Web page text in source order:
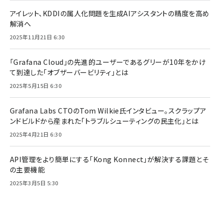
アイレット、KDDIの属人化問題を生成AIアシスタントの精度を高め
解消へ
2025年11月21日 6:30
「Grafana Cloud」の先進的ユーザーであるグリーが10年をかけ
て到達した「オブザーバービリティ」とは
2025年5月15日 6:30
Grafana Labs CTOのTom Wilkie氏インタビュー。スクラップア
ンドビルドから産まれた「トラブルシューティングの民主化」とは
2025年4月21日 6:30
API管理をより簡単にする「Kong Konnect」が解決する課題とそ
の主要機能
2025年3月5日 5:30